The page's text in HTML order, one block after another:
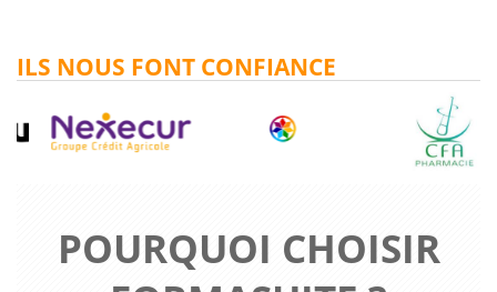
POURQUOI CHOISIR
ILS NOUS FONT CONFIANCE